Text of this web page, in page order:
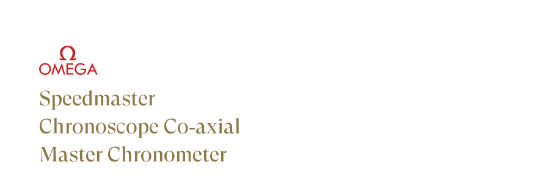
Speedmaster
Chronoscope Co‑axial
Master Chronometer